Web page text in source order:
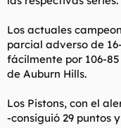
Los actuales
parcial adverso de
fácilmente por 106-
de Auburn Hills.
Los Pistons, con el
-consiguió 29 puntos